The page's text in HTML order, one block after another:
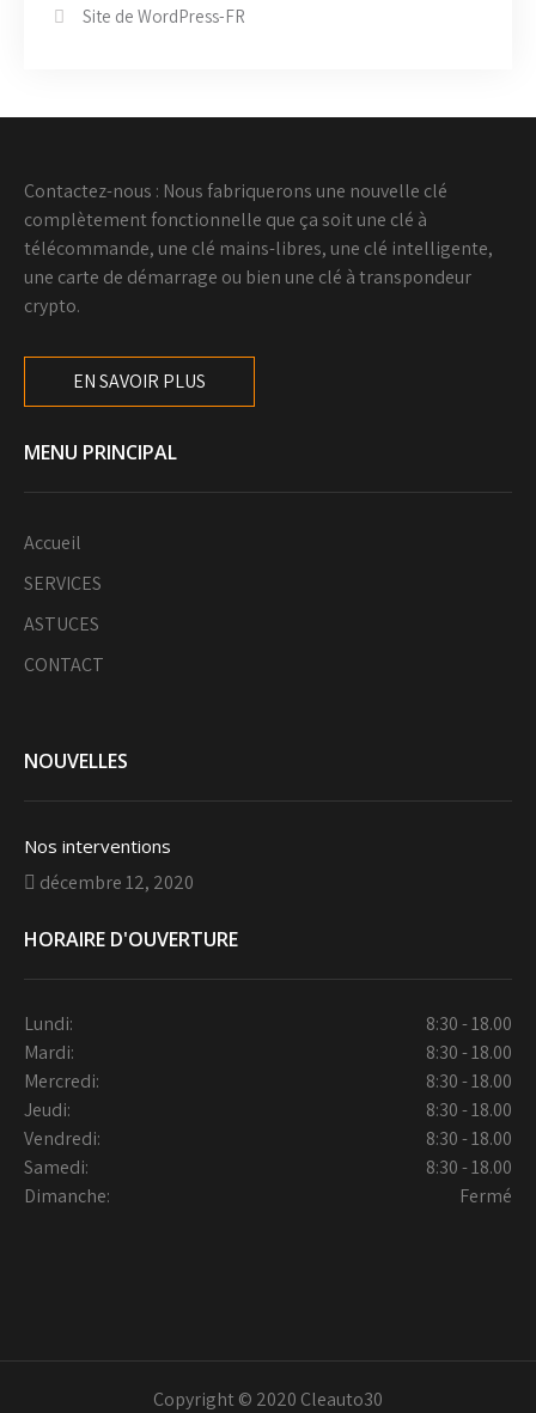
Site de WordPress-FR
Contactez-nous : Nous fabriquerons une nouvelle clé
complètement fonctionnelle que ça soit une clé à
télécommande, une clé mains-libres, une clé intelligente,
une carte de démarrage ou bien une clé à transpondeur
crypto.
EN SAVOIR PLUS
MENU PRINCIPAL
Accueil
SERVICES
ASTUCES
CONTACT
NOUVELLES
Nos interventions
décembre 12, 2020
HORAIRE D'OUVERTURE
Lundi:
8:30 - 18.00
Mardi:
8:30 - 18.00
Mercredi:
8:30 - 18.00
Jeudi:
8:30 - 18.00
Vendredi:
8:30 - 18.00
Samedi:
8:30 - 18.00
Dimanche:
Fermé
Copyright © 2020 Cleauto30